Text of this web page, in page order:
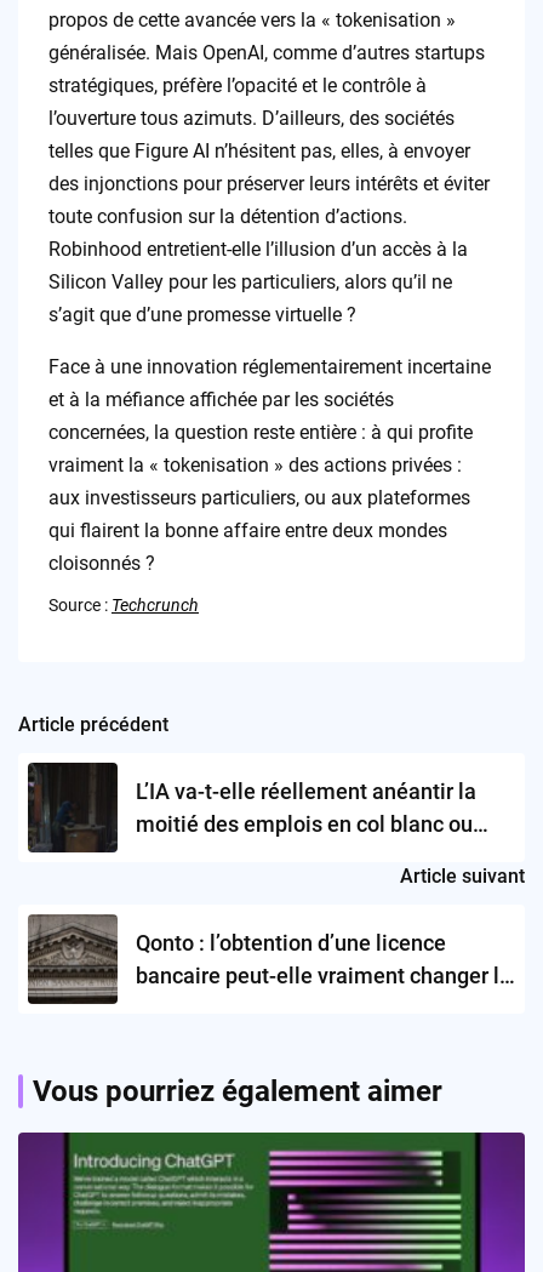
propos de cette avancée vers la « tokenisation »
généralisée. Mais OpenAI, comme d’autres startups
stratégiques, préfère l’opacité et le contrôle à
l’ouverture tous azimuts. D’ailleurs, des sociétés
telles que Figure AI n’hésitent pas, elles, à envoyer
des injonctions pour préserver leurs intérêts et éviter
toute confusion sur la détention d’actions.
Robinhood entretient-elle l’illusion d’un accès à la
Silicon Valley pour les particuliers, alors qu’il ne
s’agit que d’une promesse virtuelle ?
Face à une innovation réglementairement incertaine
et à la méfiance affichée par les sociétés
concernées, la question reste entière : à qui profite
vraiment la « tokenisation » des actions privées :
aux investisseurs particuliers, ou aux plateformes
qui flairent la bonne affaire entre deux mondes
cloisonnés ?
Source : Techcrunch
Post
navigation
Article précédent
L’IA va-t-elle réellement anéantir la
moitié des emplois en col blanc ou
communication des grands patrons ?
Article suivant
Qonto : l’obtention d’une licence
bancaire peut-elle vraiment changer la
Vous pourriez également aimer